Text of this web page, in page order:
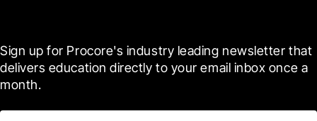
Sign up for Procore's industry leading newsletter that
delivers education directly to your email inbox once a
month.